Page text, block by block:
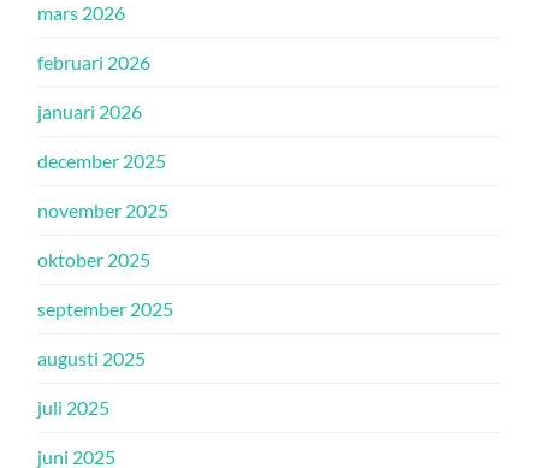
mars 2026
februari 2026
januari 2026
december 2025
november 2025
oktober 2025
september 2025
augusti 2025
juli 2025
juni 2025